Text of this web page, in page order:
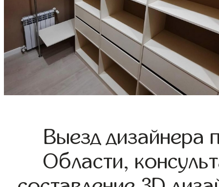
Выезд дизайнера
Области,